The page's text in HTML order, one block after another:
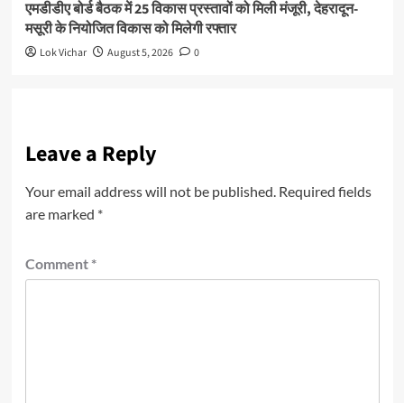
एमडीडीए बोर्ड बैठक में 25 विकास प्रस्तावों को मिली मंजूरी, देहरादून-
मसूरी के नियोजित विकास को मिलेगी रफ्तार
Lok Vichar August 5, 2026 0
Leave a Reply
Your email address will not be published. Required fields
are marked *
Comment *